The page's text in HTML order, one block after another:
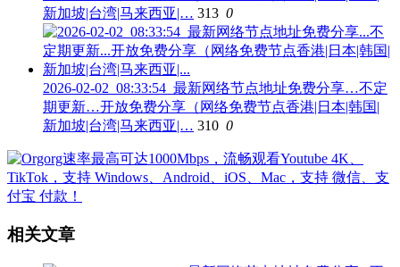
新加坡|台湾|马来西亚|… 313 0
2026-02-02_08:33:54_最新网络节点地址免费分享…不定
期更新…开放免费分享（网络免费节点香港|日本|韩国|
新加坡|台湾|马来西亚|… 310 0
相关文章